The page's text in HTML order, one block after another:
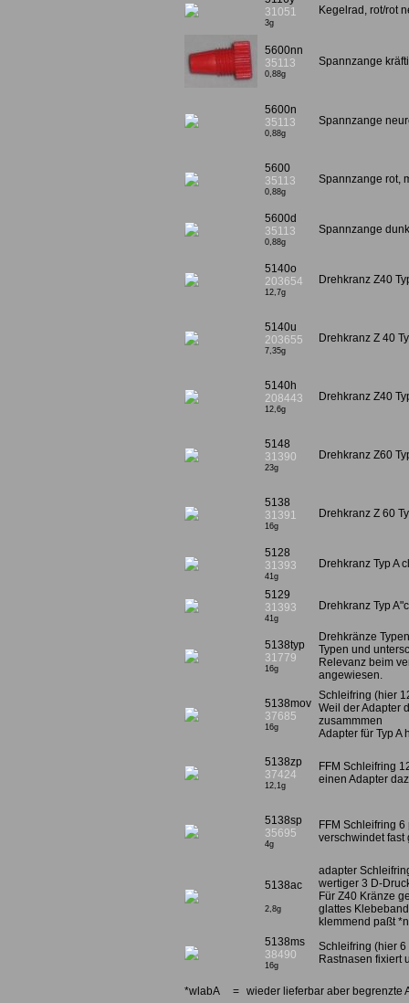
31051
3g
Kegelrad, rot/rot
5600nn
35113
0,88g
Spannzange
5600n
35113
0,88g
Spannzange
5600
35113
0,88g
Spannzange rot,
5600d
35113
0,88g
Spannzange
5140o
203654
12,7g
Drehkranz Z40
5140u
203655
7,35g
Drehkranz Z 40
5140h
208443
12,6g
Drehkranz Z40
5148
31390
23g
Drehkranz Z60
5138
31391
16g
Drehkranz Z 60
5128
31393
41g
Drehkranz Typ A
5129
31393
41g
Drehkranz Typ
5138typ
31779
16g
Drehkränze
Typen und
Relevanz beim
angewiesen.
5138mov
37685
16g
Schleifring (hier
Weil der Adapter
zusammmen
Adapter für Typ A
5138zp
37424
12,1g
FFM Schleifring
einen Adapter
5138sp
35695
4g
FFM Schleifring
verschwindet fast
5138ac
2,8g
adapter
wertiger 3 D-
Für Z40 Kränze
glattes
klemmend paßt
5138ms
38490
16g
Schleifring (hier
Rastnasen fixiert
*wlabA = wieder lieferbar aber begrenzte